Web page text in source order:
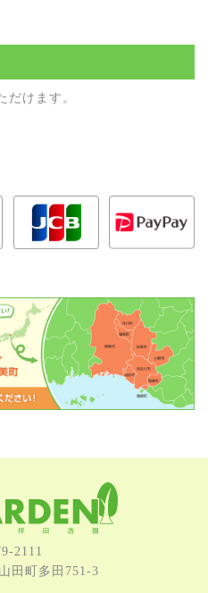
だけます。
2111
⽥町多⽥751-3